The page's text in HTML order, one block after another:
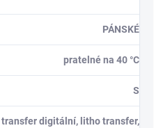
PÁNSKÉ
pratelné na 40 °C
S
digitální, litho transfer,